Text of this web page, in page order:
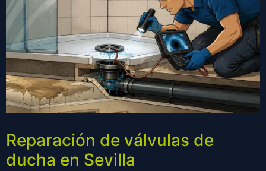
Reparación de válvulas de
ducha en Sevilla